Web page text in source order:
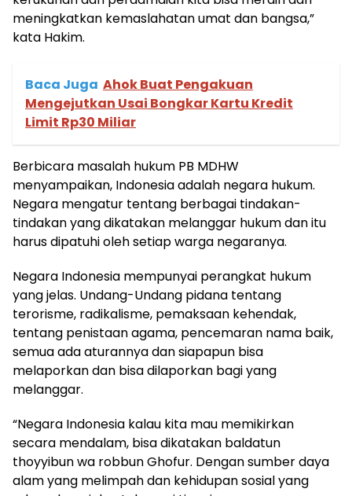
meningkatkan kemaslahatan umat dan bangsa,”
kata Hakim.
Baca Juga Ahok Buat Pengakuan
Mengejutkan Usai Bongkar Kartu Kredit
Limit Rp30 Miliar
Berbicara masalah hukum PB MDHW
menyampaikan, Indonesia adalah negara hukum.
Negara mengatur tentang berbagai tindakan-
tindakan yang dikatakan melanggar hukum dan itu
harus dipatuhi oleh setiap warga negaranya.
Negara Indonesia mempunyai perangkat hukum
yang jelas. Undang-Undang pidana tentang
terorisme, radikalisme, pemaksaan kehendak,
tentang penistaan agama, pencemaran nama baik,
semua ada aturannya dan siapapun bisa
melaporkan dan bisa dilaporkan bagi yang
melanggar.
“Negara Indonesia kalau kita mau memikirkan
secara mendalam, bisa dikatakan baldatun
thoyyibun wa robbun Ghofur. Dengan sumber daya
alam yang melimpah dan kehidupan sosial yang